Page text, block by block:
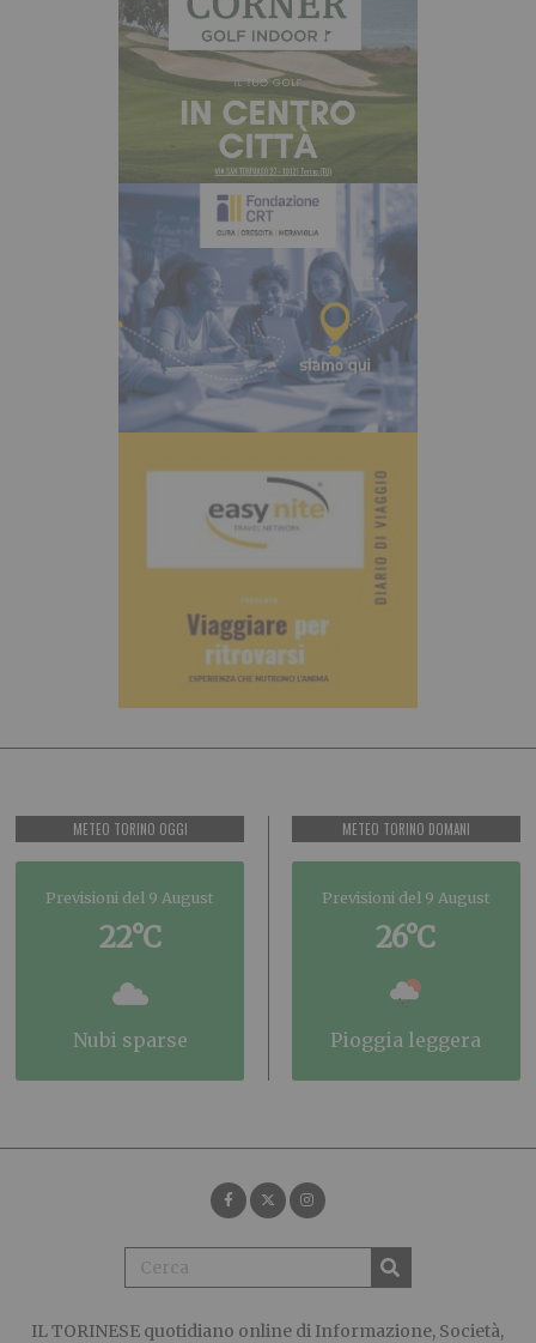
METEO TORINO OGGI
Previsioni del 9 August
22°C
nubi sparse
METEO TORINO DOMANI
Previsioni del 9 August
26°C
pioggia leggera
IL TORINESE quotidiano online di Informazione, Società,